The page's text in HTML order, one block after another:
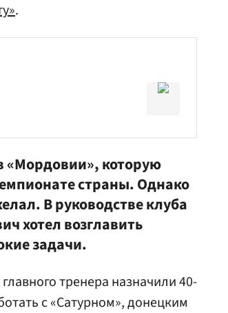
.
«Мордовии», которую
страны. Однако
В руководстве клуба
хотел возглавить
задачи.
тренера назначили 40-
с «Сатурном», донецким